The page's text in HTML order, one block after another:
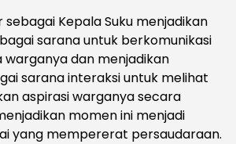
Kepala Suku menjadikan
sarana untuk berkomunikasi
warganya dan menjadikan
sarana interaksi untuk melihat
aspirasi warganya secara
momen ini menjadi
yang mempererat persaudaraan.